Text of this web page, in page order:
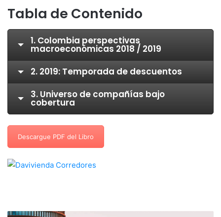
Tabla de Contenido
1. Colombia perspectivas
macroeconómicas 2018 / 2019
2. 2019: Temporada de descuentos
3. Universo de compañías bajo
cobertura
Descargue PDF del Libro